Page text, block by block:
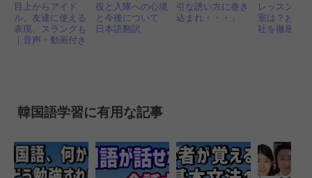
目上からアイド
ル、友達に使える
表現、スラングも
｜音声・動画付き
役と入隊への心境
と今後について
日本語翻訳
引な誘い方に巻き
込まれ・・・」
レッスン 安
室は？おす
社を徹底比較
韓国語学習に有用な記事